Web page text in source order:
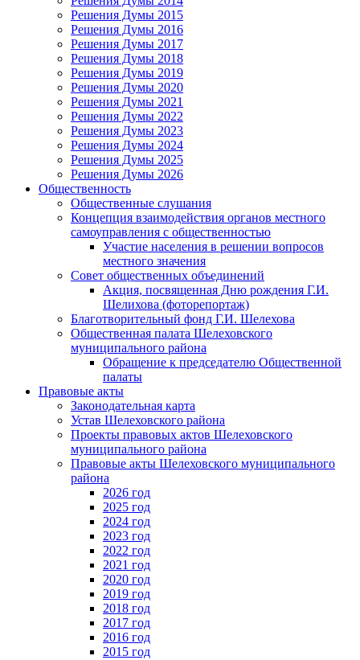
Решения Думы 2015
Решения Думы 2016
Решения Думы 2017
Решения Думы 2018
Решения Думы 2019
Решения Думы 2020
Решения Думы 2021
Решения Думы 2022
Решения Думы 2023
Решения Думы 2024
Решения Думы 2025
Решения Думы 2026
Общественность
Общественные слушания
Концепция взаимодействия органов местного
самоуправления с общественностью
Участие населения в решении вопросов
местного значения
Совет общественных объединений
Акция, посвященная Дню рождения Г.И.
Шелихова (фоторепортаж)
Благотворительный фонд Г.И. Шелехова
Общественная палата Шелеховского
муниципального района
Обращение к председателю Общественной
палаты
Правовые акты
Законодательная карта
Устав Шелеховского района
Проекты правовых актов Шелеховского
муниципального района
Правовые акты Шелеховского муниципального
района
2026 год
2025 год
2024 год
2023 год
2022 год
2021 год
2020 год
2019 год
2018 год
2017 год
2016 год
2015 год